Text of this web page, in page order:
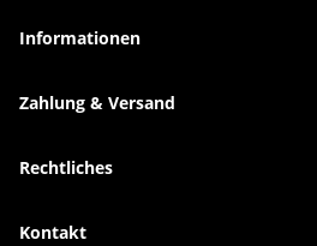
Informationen
Zahlung & Versand
Rechtliches
Kontakt